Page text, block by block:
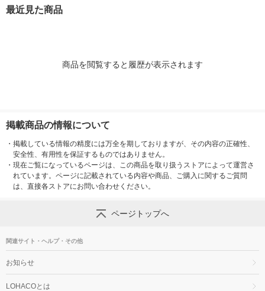
L
最近見た商品
商品を閲覧すると履歴が表示されます
掲載商品の情報について
・ 掲載している情報の精度には万全を期しておりますが、その内容の正確性、
安全性、有用性を保証するものではありません。
・ 現在ご覧になっているページは、この商品を取り扱うストアによって運営さ
れています。ページに記載されている内容や商品、ご購入に関するご質問
は、直接各ストアにお問い合わせください。
ページトップへ
関連サイト・ヘルプ・その他
お知らせ
LOHACOとは